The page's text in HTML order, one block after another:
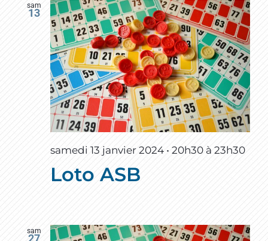
sam
13
samedi 13 janvier 2024 • 20h30 à 23h30
Loto ASB
sam
27